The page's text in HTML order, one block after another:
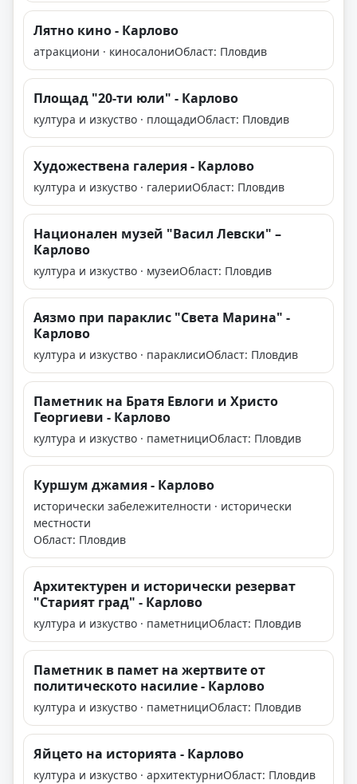
Лятно кино - Карлово
атракциони · киносалониОбласт: Пловдив
Площад "20-ти юли" - Карлово
култура и изкуство · площадиОбласт: Пловдив
Художествена галерия - Карлово
култура и изкуство · галерииОбласт: Пловдив
Национален музей "Васил Левски" –
Карлово
култура и изкуство · музеиОбласт: Пловдив
Аязмо при параклис "Света Марина" -
Карлово
култура и изкуство · параклисиОбласт: Пловдив
Паметник на Братя Евлоги и Христо
Георгиеви - Карлово
култура и изкуство · паметнициОбласт: Пловдив
Куршум джамия - Карлово
исторически забележителности · исторически
местности
Област: Пловдив
Архитектурен и исторически резерват
"Старият град" - Карлово
култура и изкуство · паметнициОбласт: Пловдив
Паметник в памет на жертвите от
политическото насилие - Карлово
култура и изкуство · паметнициОбласт: Пловдив
Яйцето на историята - Карлово
култура и изкуство · архитектурниОбласт: Пловдив